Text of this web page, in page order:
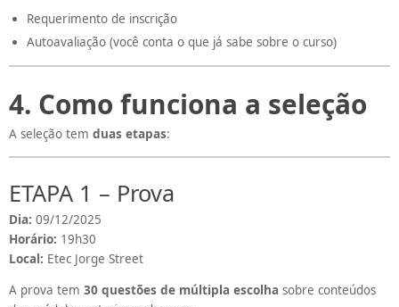
Requerimento de inscrição
Autoavaliação (você conta o que já sabe sobre o curso)
4. Como funciona a seleção
A seleção tem duas etapas:
ETAPA 1 – Prova
Dia: 09/12/2025
Horário: 19h30
Local: Etec Jorge Street
A prova tem 30 questões de múltipla escolha sobre conteúdos